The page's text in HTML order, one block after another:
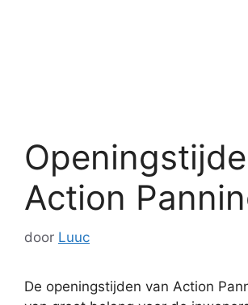
Action
door Luuc
De openingstijden van Action